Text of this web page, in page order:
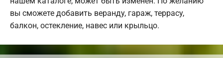
вы сможете добавить веранду, гараж, террасу,
балкон, остекление, навес или крыльцо.